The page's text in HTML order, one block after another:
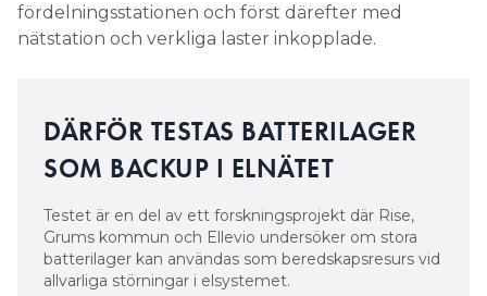
fördelningsstationen och först därefter med
nätstation och verkliga laster inkopplade.
DÄRFÖR TESTAS BATTERILAGER
SOM BACKUP I ELNÄTET
Testet är en del av ett forskningsprojekt där Rise,
Grums kommun och Ellevio undersöker om stora
batterilager kan användas som beredskapsresurs vid
allvarliga störningar i elsystemet.